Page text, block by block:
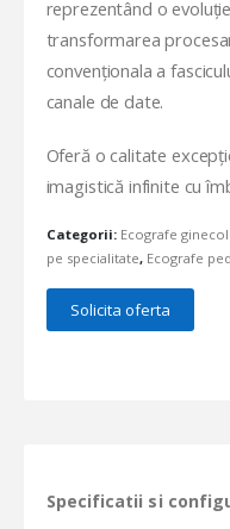
reprezentând o
transformarea
convenționala a
canale de date.
Oferă o calitate
imagistică infinite cu
Categorii: Ecografe
pe specialitate, Ecografe
Solicita oferta
Specificatii si